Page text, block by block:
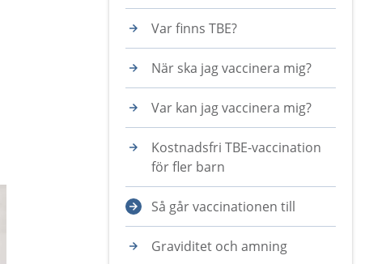
Var finns TBE?
När ska jag vaccinera mig?
Var kan jag vaccinera mig?
Kostnadsfri TBE-vaccination
för fler barn
Så går vaccinationen till
Graviditet och amning